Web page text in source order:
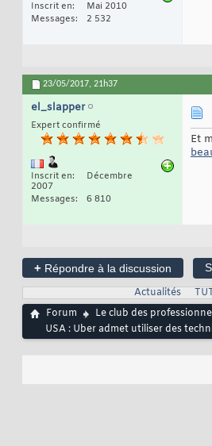
Inscrit en
Mai 2010
Messages
2 532
23/05/2017, 21h37
el_slapper
Expert confirmé
Inscrit en
Décembre
2007
Messages
6 810
Et
+ Répondre à la discussion
Actualités
Forum
Le club des
USA : Uber admet utiliser des